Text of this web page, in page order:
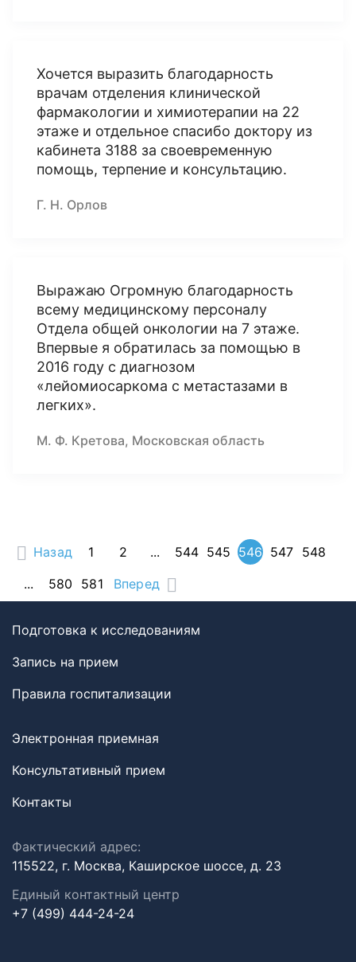
Хочется выразить благодарность
врачам отделения клинической
фармакологии и химиотерапии на 22
этаже и отдельное спасибо доктору из
кабинета 3188 за своевременную
помощь, терпение и консультацию.
Г. Н. Орлов
Выражаю Огромную благодарность
всему медицинскому персоналу
Отдела общей онкологии на 7 этаже.
Впервые я обратилась за помощью в
2016 году с диагнозом
«лейомиосаркома с метастазами в
легких».
М. Ф. Кретова, Московская область
Назад 1 2 ... 544 545 546 547 548
...
580 581 Вперед
Подготовка к исследованиям
Запись на прием
Правила госпитализации
Электронная приемная
Консультативный прием
Контакты
Фактический адрес:
115522, г. Москва, Каширское шоссе, д. 23
Единый контактный центр
+7 (499) 444-24-24